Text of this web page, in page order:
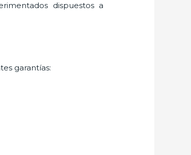
dispuestos a
garantías: